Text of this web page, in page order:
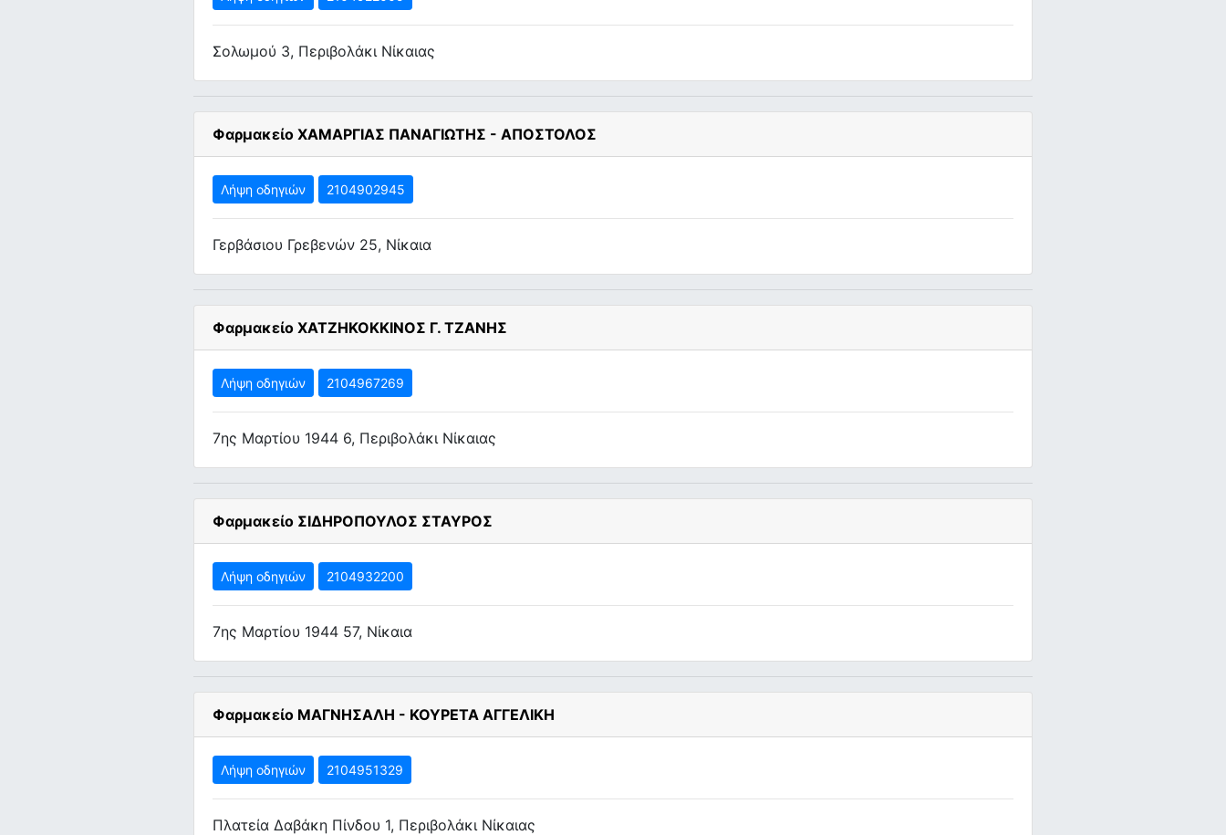
Σολωμού 3, Περιβολάκι Νίκαιας
Φαρμακείο ΧΑΜΑΡΓΙΑΣ ΠΑΝΑΓΙΩΤΗΣ - ΑΠΟΣΤΟΛΟΣ
Λήψη οδηγιών 2104902945
Γερβάσιου Γρεβενών 25, Νίκαια
Φαρμακείο ΧΑΤΖΗΚΟΚΚΙΝΟΣ Γ. ΤΖΑΝΗΣ
Λήψη οδηγιών 2104967269
7ης Μαρτίου 1944 6, Περιβολάκι Νίκαιας
Φαρμακείο ΣΙΔΗΡΟΠΟΥΛΟΣ ΣΤΑΥΡΟΣ
Λήψη οδηγιών 2104932200
7ης Μαρτίου 1944 57, Νίκαια
Φαρμακείο ΜΑΓΝΗΣΑΛΗ - ΚΟΥΡΕΤΑ ΑΓΓΕΛΙΚΗ
Λήψη οδηγιών 2104951329
Πλατεία Δαβάκη Πίνδου 1, Περιβολάκι Νίκαιας